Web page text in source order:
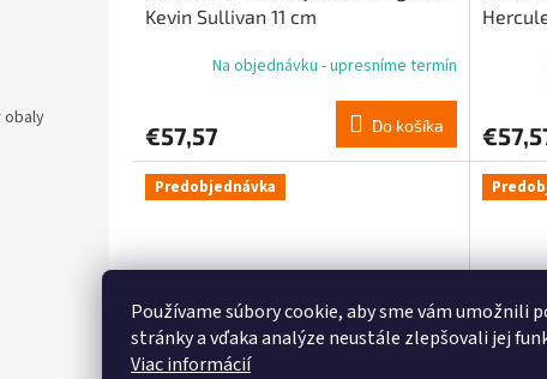
Používame súbory cookie, aby sme vám umožnili
stránky a vďaka analýze neustále zlepšovali jej
Viac informácií
obaly
Kevin Sullivan 11 cm
Na objednávku - upresníme termín
€57,57 Do košíka
Predobjednávka